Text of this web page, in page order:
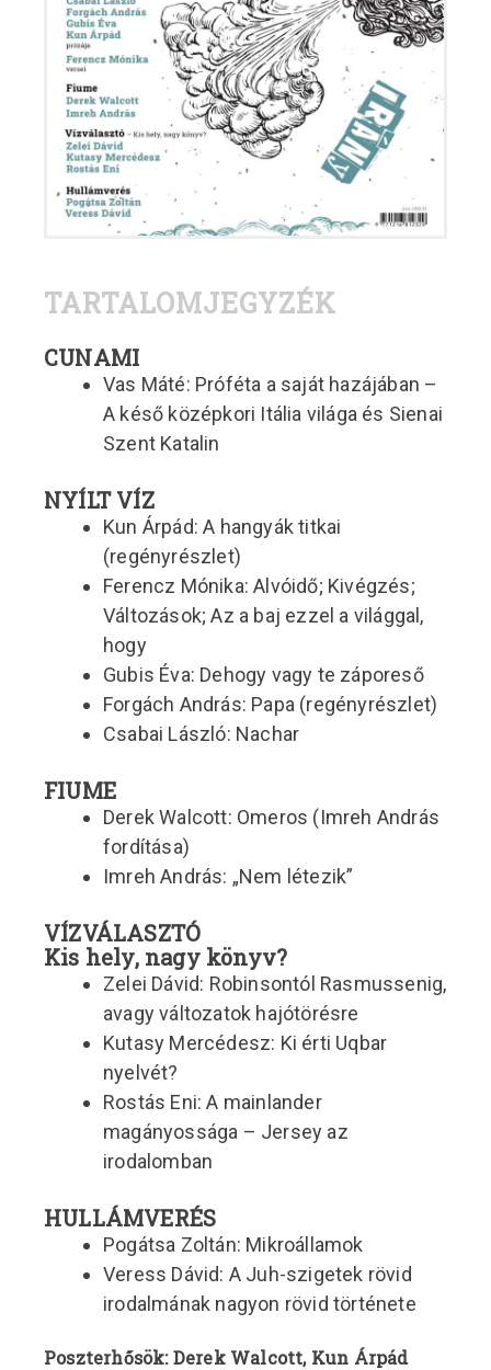
TARTALOMJEGYZÉK
CUNAMI
Vas Máté: Próféta a saját hazájában –
A késő középkori Itália világa és Sienai
Szent Katalin
NYÍLT VÍZ
Kun Árpád: A hangyák titkai
(regényrészlet)
Ferencz Mónika: Alvóidő; Kivégzés;
Változások; Az a baj ezzel a világgal,
hogy
Gubis Éva: Dehogy vagy te záporeső
Forgách András: Papa (regényrészlet)
Csabai László: Nachar
FIUME
Derek Walcott: Omeros (Imreh András
fordítása)
Imreh András: „Nem létezik”
VÍZVÁLASZTÓ
Kis hely, nagy könyv?
Zelei Dávid: Robinsontól Rasmussenig,
avagy változatok hajótörésre
Kutasy Mercédesz: Ki érti Uqbar
nyelvét?
Rostás Eni: A mainlander
magányossága – Jersey az
irodalomban
HULLÁMVERÉS
Pogátsa Zoltán: Mikroállamok
Veress Dávid: A Juh-szigetek rövid
irodalmának nagyon rövid története
Poszterhősök: Derek Walcott, Kun Árpád